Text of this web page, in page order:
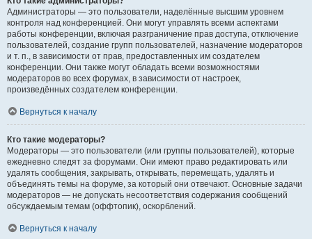
Администраторы — это пользователи, наделённые высшим уровнем
контроля над конференцией. Они могут управлять всеми аспектами
работы конференции, включая разграничение прав доступа, отключение
пользователей, создание групп пользователей, назначение модераторов
и т. п., в зависимости от прав, предоставленных им создателем
конференции. Они также могут обладать всеми возможностями
модераторов во всех форумах, в зависимости от настроек,
произведённых создателем конференции.
Вернуться к началу
Кто такие модераторы?
Модераторы — это пользователи (или группы пользователей), которые
ежедневно следят за форумами. Они имеют право редактировать или
удалять сообщения, закрывать, открывать, перемещать, удалять и
объединять темы на форуме, за который они отвечают. Основные задачи
модераторов — не допускать несоответствия содержания сообщений
обсуждаемым темам (оффтопик), оскорблений.
Вернуться к началу